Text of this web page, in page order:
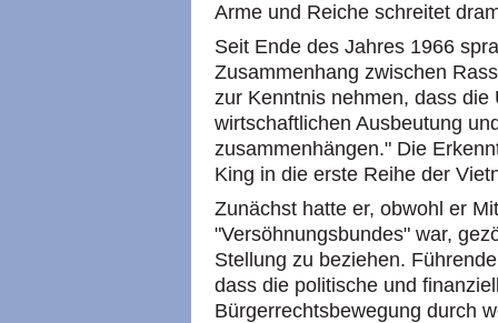
Arme und Reiche schreitet
Seit Ende des Jahres 1966
Zusammenhang zwischen
zur Kenntnis nehmen, dass
wirtschaftlichen Ausbeutung
zusammenhängen." Die
King in die erste Reihe der
Zunächst hatte er, obwohl er
"Versöhnungsbundes" war,
Stellung zu beziehen.
dass die politische und
Bürgerrechtsbewegung durch